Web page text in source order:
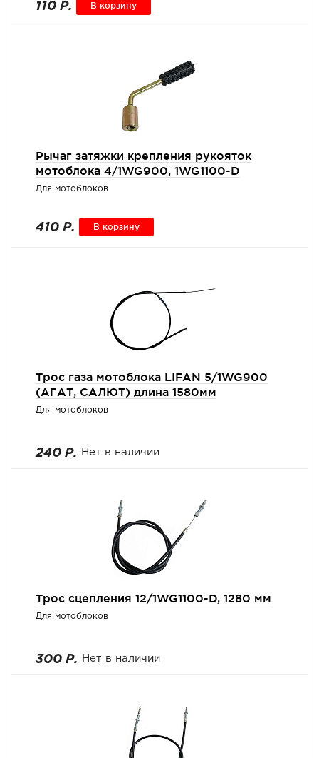
110 Р. В корзину
Рычаг затяжки крепления рукояток
мотоблока 4/1WG900, 1WG1100-D
Для мотоблоков
410 Р. В корзину
Трос газа мотоблока LIFAN 5/1WG900
(АГАТ, САЛЮТ) длина 1580мм
Для мотоблоков
240 Р. Нет в наличии
Трос сцепления 12/1WG1100-D, 1280 мм
Для мотоблоков
300 Р. Нет в наличии